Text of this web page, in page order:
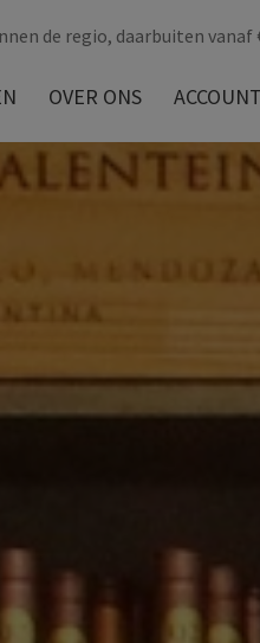
de regio, daarbuiten vanaf
OVER ONS ACCOUNT